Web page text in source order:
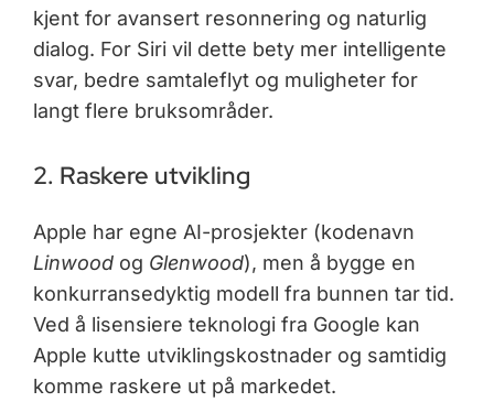
kjent for avansert resonnering og naturlig
dialog. For Siri vil dette bety mer intelligente
svar, bedre samtaleflyt og muligheter for
langt flere bruksområder.
2. Raskere utvikling
Apple har egne AI-prosjekter (kodenavn
Linwoodog Glenwood), men å bygge en
konkurransedyktig modell fra bunnen tar tid.
Ved å lisensiere teknologi fra Google kan
Apple kutte utviklingskostnader og samtidig
komme raskere ut på markedet.